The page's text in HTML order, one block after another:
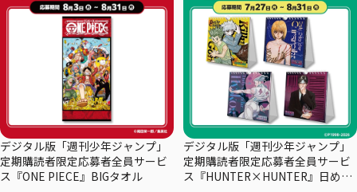
デジタル版「週刊少年ジャンプ」
定期購読者限定応募者全員サービ
ス『ONE PIECE』BIGタオル
デジタル版「週刊少年ジャンプ」
定期購読者限定応募者全員サービ
ス『HUNTER×HUNTER』日めく